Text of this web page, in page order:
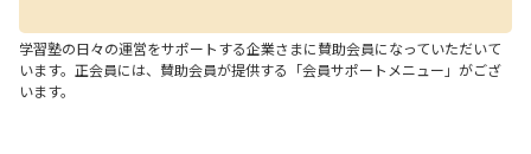
学習塾の日々の運営をサポートする企業さまに賛助会員になっていただいて
います。正会員には、賛助会員が提供する「会員サポートメニュー」がござ
います。